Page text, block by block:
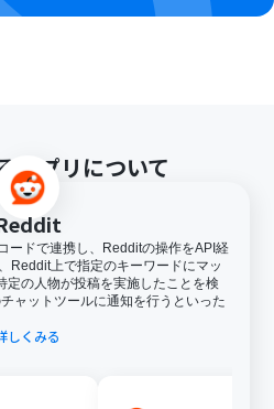
アプリについて
ードで連携し、Redditの操作をAPI経
Reddit上で指定のキーワードにマッ
定の人物が投稿を実施したことを検
ャットツールに通知を行うといった
しくみる